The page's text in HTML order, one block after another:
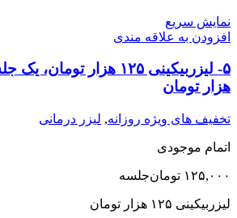
نمایش سریع
افزودن به علاقه مندی
هزار تومان
تخفیف های ویژه روزانه, لیزر درمانی
اتمام موجودی
۱۲۵,۰۰۰ تومانجلسه
لیزربیکینی ١٢۵ هزار تومان